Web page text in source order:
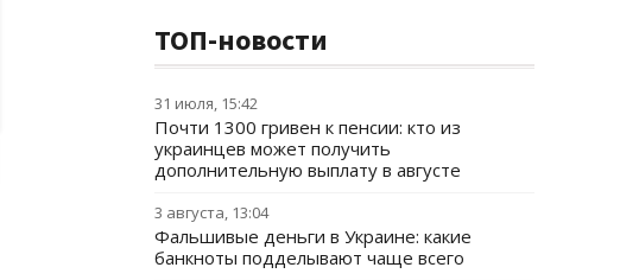
ТОП-новости
31 июля, 15:42
Почти 1300 гривен к пенсии: кто из
украинцев может получить
дополнительную выплату в августе
3 августа, 13:04
Фальшивые деньги в Украине: какие
банкноты подделывают чаще всего